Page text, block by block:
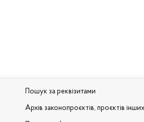
Пошук за реквізитами
Архів законопроєктів, проєктів інших